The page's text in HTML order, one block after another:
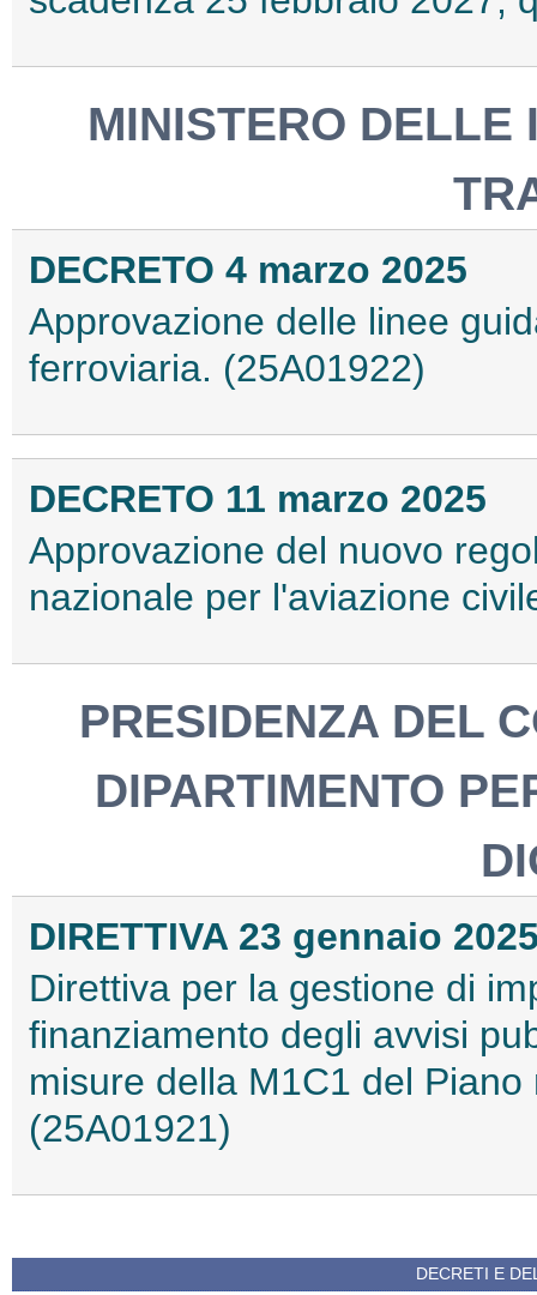
MINISTERO DELLE
DECRETO 4 marzo 2025
Approvazione delle linee
ferroviaria. (25A01922)
DECRETO 11 marzo 2025
Approvazione del nuovo
nazionale per l'aviazione
PRESIDENZA DEL
DIPARTIMENTO
DIRETTIVA 23 gennaio
Direttiva per la gestione di
finanziamento degli avvisi
misure della M1C1 del
(25A01921)
DECRETI E